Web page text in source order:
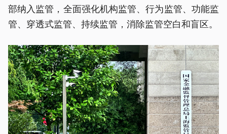
部纳入监管，全面强化机构监管、行为监管、功能监
管、穿透式监管、持续监管，消除监管空白和盲区。